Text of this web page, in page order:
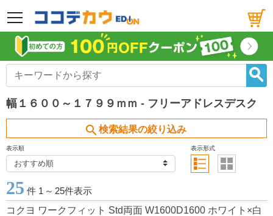
メニュー
幅１６００～１７９９ｍｍ - フリーアドレスデスク
search 検索結果の絞り込み
表示順 表示形式
25 件 1 ～ 25件表示
コクヨ ワークフィット Std両面 W1600D1600 ホワイト×白